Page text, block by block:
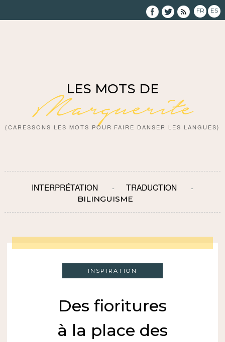
FR ES
LES MOTS DE
Marguerite
{CARESSONS LES MOTS POUR FAIRE DANSER LES LANGUES}
INTERPRÉTATION TRADUCTION
BILINGUISME
INSPIRATION
Des fioritures
à la place des